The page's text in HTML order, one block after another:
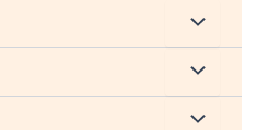
Menu
düğmesi
Menu
düğmesi
Menu